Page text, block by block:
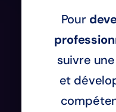
Pour
suivre
et